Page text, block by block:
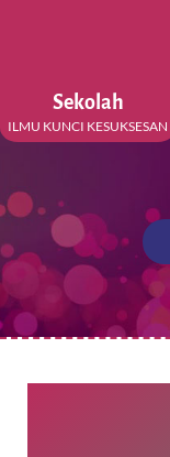
Sekolah
ILMU KUNCI KESUKSESAN